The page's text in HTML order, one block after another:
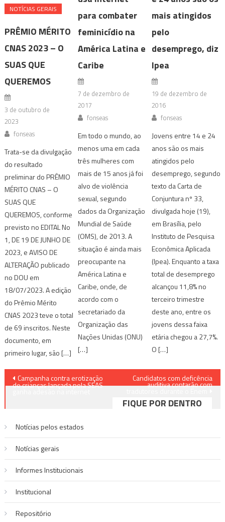
NOTÍ­CIAS GERAIS
PRÊMIO MÉRITO
CNAS 2023 – O
SUAS QUE
QUEREMOS
3 de outubro de
2023
fonseas
Trata-se da divulgação
do resultado
preliminar do PRÊMIO
MÉRITO CNAS – O
SUAS QUE
QUEREMOS, conforme
previsto no EDITAL No
1, DE 19 DE JUNHO DE
2023, e AVISO DE
ALTERAÇÃO publicado
no DOU em
18/07/2023. A edição
do Prêmio Mérito
CNAS 2023 teve o total
de 69 inscritos. Neste
documento, em
primeiro lugar, são […]
para combater
feminicídio na
América Latina e
Caribe
7 de dezembro de
2017
fonseas
Em todo o mundo, ao
menos uma em cada
três mulheres com
mais de 15 anos já foi
alvo de violência
sexual, segundo
dados da Organização
Mundial de Saúde
(OMS), de 2013. A
situação é ainda mais
preocupante na
América Latina e
Caribe, onde, de
acordo com o
secretariado da
Organização das
Nações Unidas (ONU)
[…]
mais atingidos
pelo
desemprego, diz
Ipea
19 de dezembro de
2016
fonseas
Jovens entre 14 e 24
anos são os mais
atingidos pelo
desemprego, segundo
texto da Carta de
Conjuntura nº 33,
divulgada hoje (19),
em Brasília, pelo
Instituto de Pesquisa
Econômica Aplicada
(Ipea). Enquanto a taxa
total de desemprego
alcançou 11,8% no
terceiro trimestre
deste ano, entre os
jovens dessa faixa
etária chegou a 27,7%.
O […]
Navegação
Campanha contra erotização
de crianças lançada pela SEAS
Candidatos com deficência
auditiva contarão com
FIQUE POR DENTRO
Notícias pelos estados
Notí­cias gerais
Informes Institucionais
Institucional
Repositório